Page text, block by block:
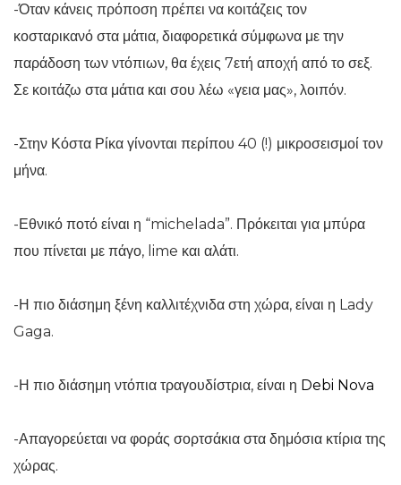
-Όταν κάνεις πρόποση πρέπει να κοιτάζεις τον
κοσταρικανό στα μάτια, διαφορετικά σύμφωνα με την
παράδοση των ντόπιων, θα έχεις 7ετή αποχή από το σεξ.
Σε κοιτάζω στα μάτια και σου λέω «γεια μας», λοιπόν.
-Στην Κόστα Ρίκα γίνονται περίπου 40 (!) μικροσεισμοί τον
μήνα.
-Εθνικό ποτό είναι η “michelada”. Πρόκειται για μπύρα
που πίνεται με πάγο, lime και αλάτι.
-Η πιο διάσημη ξένη καλλιτέχνιδα στη χώρα, είναι η Lady
Gaga.
-Η πιο διάσημη ντόπια τραγουδίστρια, είναι η Debi Nova
-Απαγορεύεται να φοράς σορτσάκια στα δημόσια κτίρια της
χώρας.